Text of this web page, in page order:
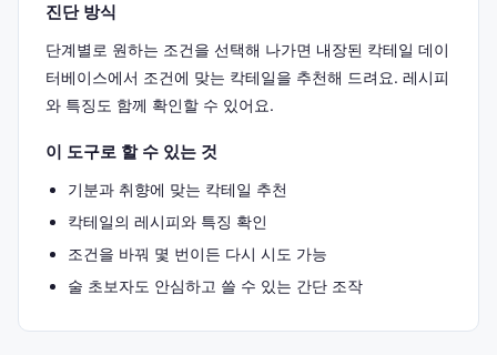
진단 방식
단계별로 원하는 조건을 선택해 나가면 내장된 칵테일 데이
터베이스에서 조건에 맞는 칵테일을 추천해 드려요. 레시피
와 특징도 함께 확인할 수 있어요.
이 도구로 할 수 있는 것
기분과 취향에 맞는 칵테일 추천
칵테일의 레시피와 특징 확인
조건을 바꿔 몇 번이든 다시 시도 가능
술 초보자도 안심하고 쓸 수 있는 간단 조작